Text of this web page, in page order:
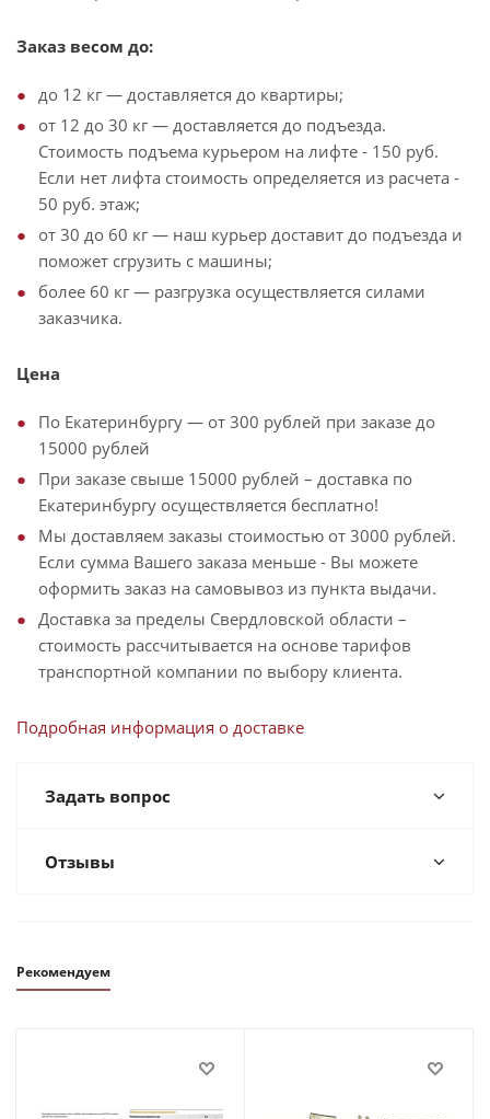
Заказ весом до:
до 12 кг — доставляется до квартиры;
от 12 до 30 кг — доставляется до подъезда.
Стоимость подъема курьером на лифте - 150 руб.
Если нет лифта стоимость определяется из расчета -
50 руб. этаж;
от 30 до 60 кг — наш курьер доставит до подъезда и
поможет сгрузить с машины;
более 60 кг — разгрузка осуществляется силами
заказчика.
Цена
По Екатеринбургу — от 300 рублей при заказе до
15000 рублей
При заказе свыше 15000 рублей – доставка по
Екатеринбургу осуществляется бесплатно!
Мы доставляем заказы стоимостью от 3000 рублей.
Если сумма Вашего заказа меньше - Вы можете
оформить заказ на самовывоз из пункта выдачи.
Доставка за пределы Свердловской области –
стоимость рассчитывается на основе тарифов
транспортной компании по выбору клиента.
Подробная информация о доставке
Задать вопрос
Отзывы
Рекомендуем